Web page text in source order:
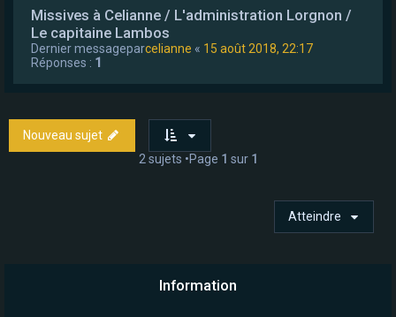
Missives à Celianne / L'administration Lorgnon /
Le capitaine Lambos
Dernier messageparcelianne « 15 août 2018, 22:17
Réponses : 1
Nouveau sujet
2 sujets •Page 1 sur 1
Atteindre
Information